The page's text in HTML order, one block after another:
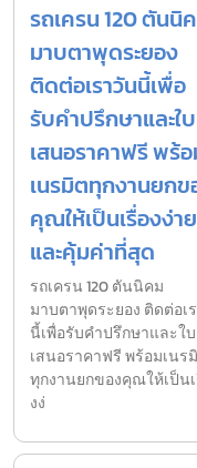
รถเครน 120 ตันนิ
มาบตาพุดระยอง
ติดต่อเราวันนี้เพื่อ
รับคำปรึกษาและใบ
เสนอราคาฟรี พร้
เนรมิตทุกงานยกข
คุณให้เป็นเรื่องง่าย
และคุ้มค่าที่สุด
รถเครน 120 ตันนิคม
มาบตาพุดระยอง ติดต่อเ
นี้เพื่อรับคำปรึกษาและใบ
เสนอราคาฟรี พร้อมเนร
ทุกงานยกของคุณให้เป็น
งง่